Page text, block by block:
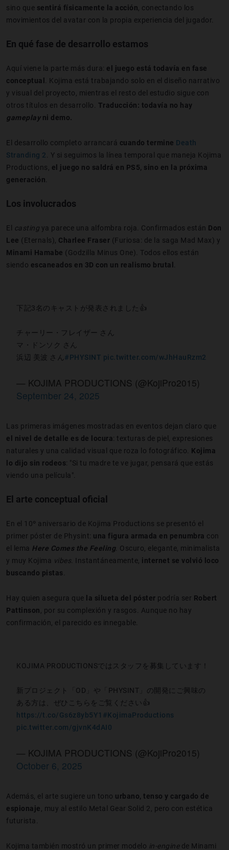
sino que sentirá físicamente la acción , conectando los
movimientos del avatar con la propia experiencia del jugador.
En qué fase de desarrollo estamos
Aquí viene la parte más dura: el juego está todavía en fase
conceptual
. Kojima está trabajando solo en el diseño narrativo
y visual del proyecto, mientras el resto del estudio sigue con
otros títulos en desarrollo. Traducción: todavía no hay
gameplayni demo.
El desarrollo completo arrancará cuando termine Death
Stranding 2 . Y si seguimos la línea temporal que maneja Kojima
Productions, el juego no saldrá en PS5, sino en la próxima
generación
Los involucrados
El casting ya parece una alfombra roja. Confirmados están Don
Lee (Eternals), Charlee Fraser (Furiosa: de la saga Mad Max) y
Minami Hamabe (Godzilla Minus One). Todos ellos están
siendo escaneados en 3D con un realismo brutal
下記3名のキャストが発表されました👍
チャーリー・フレイザー さん
マ・ドンソク さん
浜辺 美波 さん #PHYSINT pic.twitter.com/wJhHauRzm2
— KOJIMA PRODUCTIONS (@KojiPro2015)
September 24, 2025
Las primeras imágenes mostradas en eventos dejan claro que
el nivel de detalle es de locura: texturas de piel, expresiones
naturales y una calidad visual que roza lo fotográfico. Kojima
lo dijo sin rodeos: "Si tu madre te ve jugar, pensará que estás
viendo una película".
El arte conceptual oficial
En el 10º aniversario de Kojima Productions se presentó el
primer póster de Physint: una figura armada en penumbra con
el lema Here Comes the Feeling. Oscuro, elegante, minimalista
y muy Kojima vibes . Instantáneamente, internet se volvió loco
buscando pistas
Hay quien asegura que la silueta del póster podría ser Robert
Pattinson , por su complexión y rasgos. Aunque no hay
confirmación, el parecido es innegable.
KOJIMA PRODUCTIONSではスタッフを募集しています！
新プロジェクト「OD」や「PHYSINT」の開発にご興味の
ある方は、ぜひこちらをご覧ください👍
https://t.co/Gs6z8yb5Y1 #KojimaProductions
pic.twitter.com/gjvnK4dAI0
— KOJIMA PRODUCTIONS (@KojiPro2015)
October 6, 2025
Además, el arte sugiere un tono urbano, tenso y cargado de
espionaje , muy al estilo Metal Gear Solid 2, pero con estética
futurista.
Kojima también mostró un primer modelo in-engine de Minami